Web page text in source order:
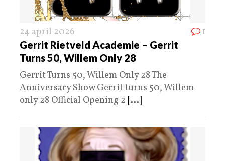
24 april 2026 1
Gerrit Rietveld Academie – Gerrit
Turns 50, Willem Only 28
Gerrit Turns 50, Willem Only 28 The
Anniversary Show Gerrit turns 50, Willem
only 28 Official Opening 2 [...]